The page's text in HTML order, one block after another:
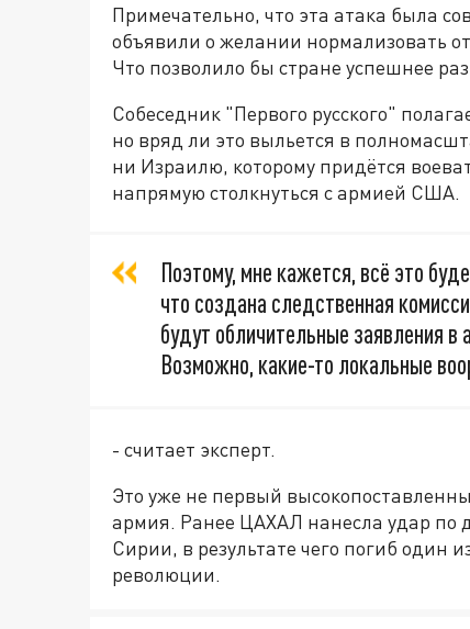
Примечательно, что эта атака была
объявили о желании нормализовать
Что позволило бы стране успешнее
Собеседник "Первого русского"
но вряд ли это выльется в
ни Израилю, которому придётся
напрямую столкнуться с армией США.
Поэтому, мне кажется, всё это
что создана следственная
будут обличительные заявления
Возможно, какие-то локальные
- считает эксперт.
Это уже не первый
армия. Ранее ЦАХАЛ нанесла удар по
Сирии, в результате чего погиб один
революции.